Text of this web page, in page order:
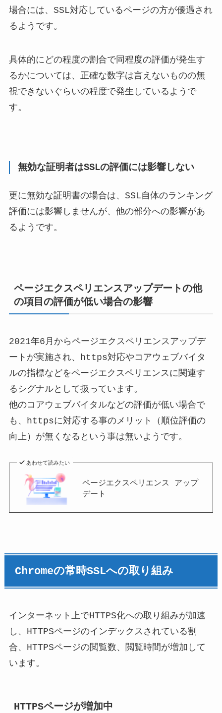
場合には、SSL対応しているページの方が優遇され
るようです。
具体的にどの程度の割合で同程度の評価が発生す
るかについては、正確な数字は言えないものの無
視できないぐらいの程度で発生しているようで
す。
無効な証明者はSSLの評価には影響しない
更に無効な証明書の場合は、SSL自体のランキング
評価には影響しませんが、他の部分への影響があ
るようです。
ページエクスペリエンスアップデートの他
の項目の評価が低い場合の影響
2021年6月からページエクスペリエンスアップデ
ートが実施され、https対応やコアウェブバイタ
ルの指標などをページエクスペリエンスに関連す
るシグナルとして扱っています。
他のコアウェブバイタルなどの評価が低い場合で
も、httpsに対応する事のメリット（順位評価の
向上）が無くなるという事は無いようです。
あわせて読みたい
ページエクスペリエンス アップ
デート
Chromeの常時SSLへの取り組み
インターネット上でHTTPS化への取り組みが加速
し、HTTPSページのインデックスされている割
合、HTTPSページの閲覧数、閲覧時間が増加して
います。
HTTPSページが増加中